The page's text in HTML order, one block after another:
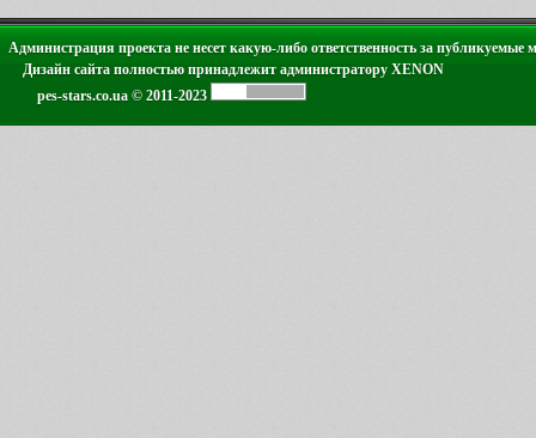
Администрация проекта не несет какую-либо ответственность за публикуемые
Дизайн сайта полностью принадлежит администратору XENON
pes-stars.co.ua © 2011-2023